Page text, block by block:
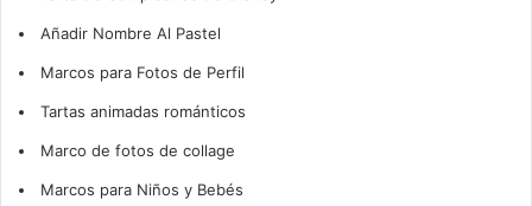
Añadir Nombre Al Pastel
Marcos para Fotos de Perfil
Tartas animadas románticos
Marco de fotos de collage
Marcos para Niños y Bebés